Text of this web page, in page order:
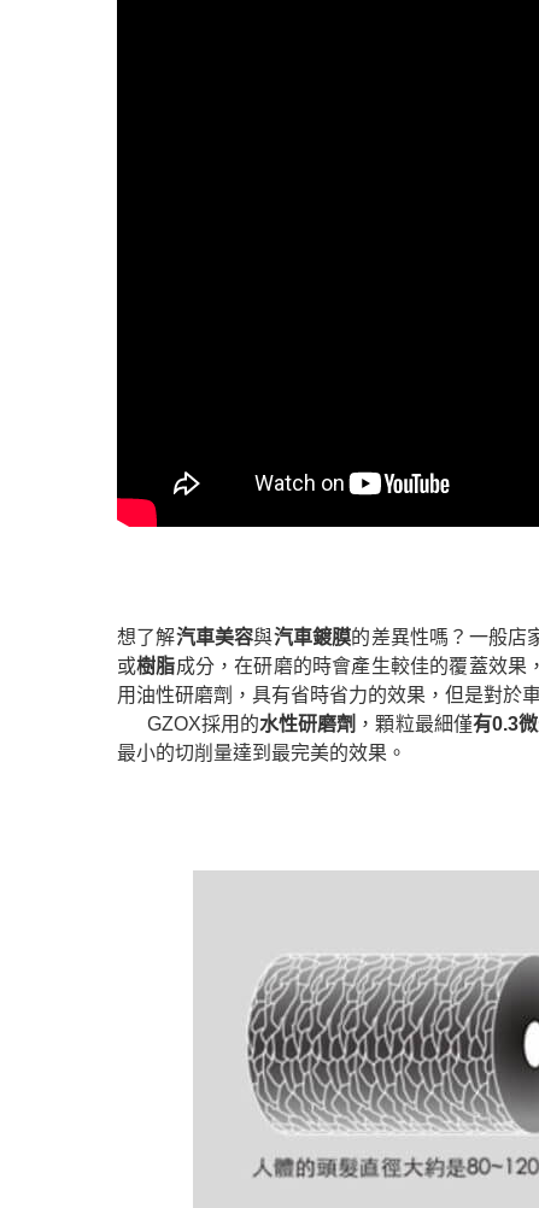
想了解汽車美容與汽車鍍膜的差異性嗎？一般店
或樹脂成分，在研磨的時會產生較佳的覆蓋效果
用油性研磨劑，具有省時省力的效果，但是對於
GZOX採用的水性研磨劑 ，顆粒最細僅有0.3
最小的切削量達到最完美的效果。